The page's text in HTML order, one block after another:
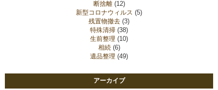
断捨離(12)
新型コロナウィルス (5)
残置物撤去 (3)
特殊清掃 (38)
生前整理 (10)
相続(6)
遺品整理 (49)
アーカイブ